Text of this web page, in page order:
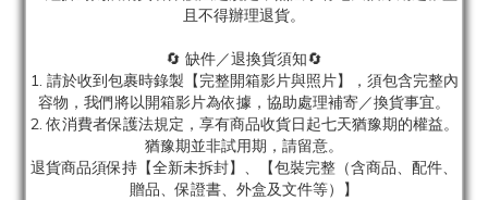
且不得辦理退貨。
🔄 缺件／退換貨須知🔄
1. 請於收到包裹時錄製【完整開箱影片與照片】，須包含完整內
容物，我們將以開箱影片為依據，協助處理補寄／換貨事宜。
2. 依消費者保護法規定，享有商品收貨日起七天猶豫期的權益。
猶豫期並非試用期，請留意。
退貨商品須保持【全新未拆封】、【包裝完整（含商品、配件、
贈品、保證書、外盒及文件等）】